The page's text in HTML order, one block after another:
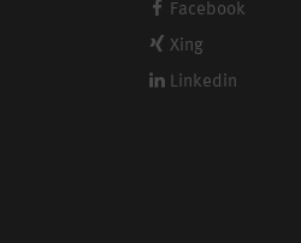
Facebook
Xing
Linkedin